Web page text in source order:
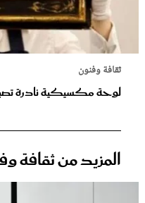
ثقافة وفنون
لوحة مكسيكية نادرة تصبح
المزيد من ثقافة